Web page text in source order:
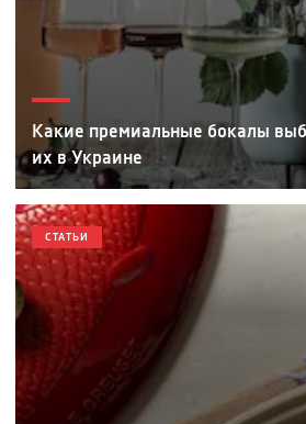
Какие премиальные бокалы
их в Украине
СТАТЬИ